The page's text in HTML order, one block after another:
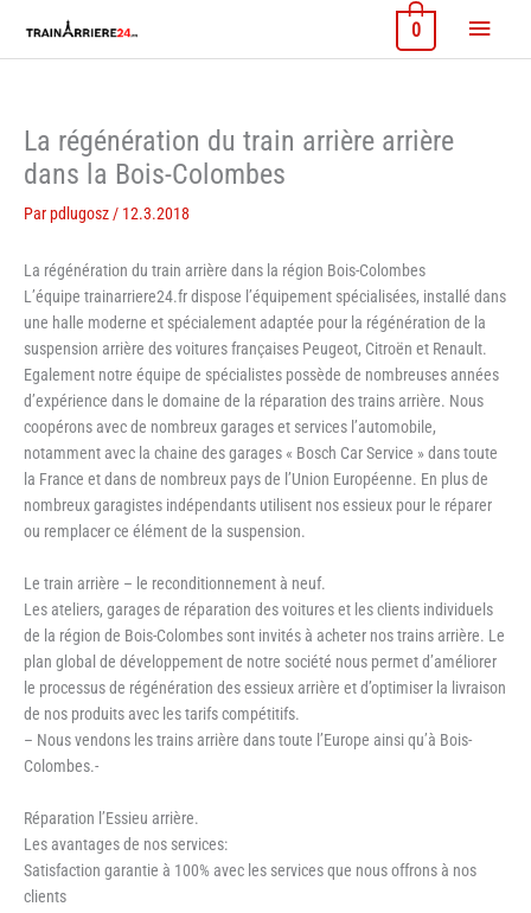
contenu
Menu
0
La régénération du train arrière arrière
dans la Bois-Colombes
Par pdlugosz / 12.3.2018
La régénération du train arrière dans la région Bois-Colombes
L’équipe trainarriere24.fr dispose l’équipement spécialisées, installé dans
une halle moderne et spécialement adaptée pour la régénération de la
suspension arrière des voitures françaises Peugeot, Citroën et Renault.
Egalement notre équipe de spécialistes possède de nombreuses années
d’expérience dans le domaine de la réparation des trains arrière. Nous
coopérons avec de nombreux garages et services l’automobile,
notamment avec la chaine des garages « Bosch Car Service » dans toute
la France et dans de nombreux pays de l’Union Européenne. En plus de
nombreux garagistes indépendants utilisent nos essieux pour le réparer
ou remplacer ce élément de la suspension.
Le train arrière – le reconditionnement à neuf.
Les ateliers, garages de réparation des voitures et les clients individuels
de la région de Bois-Colombes sont invités à acheter nos trains arrière. Le
plan global de développement de notre société nous permet d’améliorer
le processus de régénération des essieux arrière et d’optimiser la livraison
de nos produits avec les tarifs compétitifs.
– Nous vendons les trains arrière dans toute l’Europe ainsi qu’à Bois-
Colombes.-
Réparation l’Essieu arrière.
Les avantages de nos services:
Satisfaction garantie à 100% avec les services que nous offrons à nos
clients